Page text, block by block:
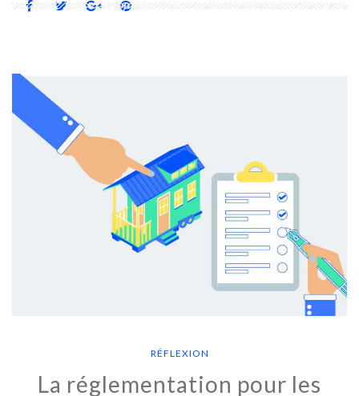
RÉFLEXION
La réglementation pour les